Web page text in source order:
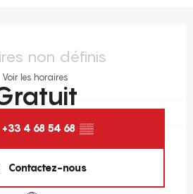
non définis
Voir les horaires
+33 4 68 54 68 ▒▒
Contactez-nous